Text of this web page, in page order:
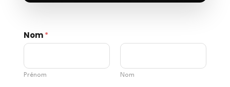
Nom*
Prénom Nom